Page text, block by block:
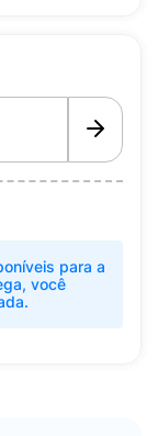
para a
você